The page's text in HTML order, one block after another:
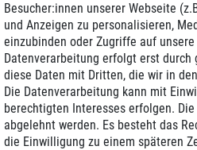
Zustellung am
Besucher:innen unserer Webseite
und Anzeigen zu personalisieren,
einzubinden oder Zugriffe auf
Datenverarbeitung erfolgt erst durch
diese Daten mit Dritten, die wir in
Die Datenverarbeitung kann mit
berechtigten Interesses erfolgen.
abgelehnt werden. Es besteht das
die Einwilligung zu einem späteren